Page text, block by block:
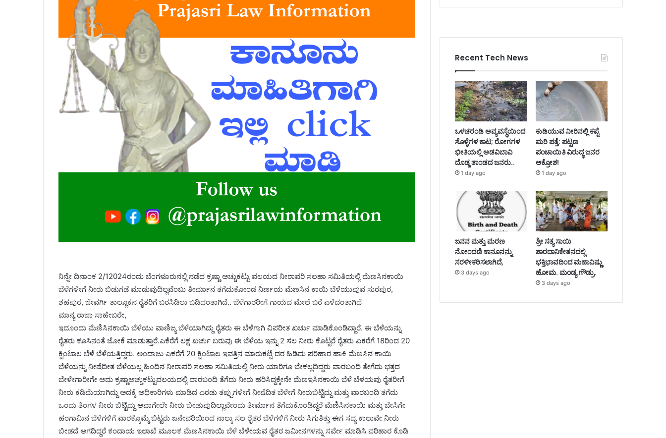
ನಿನ್ನೇ ದಿನಾಂಕ 2/12024ರಂದು ಬೆಂಗಳೂರುನಲ್ಲಿ ನಡೆದ ಕ್ರಷ್ಣಾ ಅಚ್ಚುಕಟ್ಟು ವಲಯದ ನೀರಾವರಿ ಸಲಹಾ ಸಮಿತಿಯಲ್ಲಿ ಮೆಣಸಿನಕಾಯಿ
ಬೆಳೆಗಳೀಗೆ ನೀರು ಬಿಡುಗಡೆ ಮಾಡುವುದಿಲ್ಲವೆಂಬು ತೀರ್ಮಾನ ತಗೆದುಕೋಂಡ ನಿರ್ಣಯ ಮೆಣಸಿನ ಕಾಯಿ ಬೆಳೆಯುವುವ ಸುರಪುರ,
ಶಹಪುರ, ಜೇವರ್ಗಿ ತಾಲ್ಲೂಕನ ರೈತರಿಗೆ ಬರಸಿಡಿಲು ಬಡಿದಂತಾಗಿದೆ.. ಬೆಳೆಗಾರರೀಗೆ ಗಾಯದ ಮೇಲೆ ಬರೆ ಎಳೆದಂತಾಗಿದೆ
ಮಾನ್ಯ ರಾಜಾ ಸಾಹೇಬರೇ,
ಇದೂಂದು ಮೆಣಿಸಿನಕಾಯಿ ಬೆಳೆಯು ವಾಣಿಜ್ಯ ಬೆಳೆಯಾಗಿದ್ದು ರೈತರು ಈ ಬೆಳೆಗಾಗಿ ವಿಪರೀತ ಖರ್ಚು ಮಾಡಿಕೊಂಡಿದ್ದಾರೆ. ಈ ಬೆಳೆಯನ್ನು
ರೈತರು ಕೂಸಿನಂತೆ ಜೋಕೆ ಮಾಡುತ್ತಾರೆ.ಎಕೆರೆಗೆ ಲಕ್ಷ ಖರ್ಚು ಬರುವು ಈ ಬೆಳೆಯ ಇನ್ನು 2 ಸಲ ನೀರು ಕೊಟ್ಟರೆ ರೈತರು ಏಕರೆಗೆ 18ರಿಂದ 20
ಕ್ಟಿಂಟಾಲ ಬೆಳೆ ಬೆಳೆಯತ್ತಿದ್ದರು. ಅಂದಾಜು ಎಕರೆಗೆ 20 ಕ್ಟಿಂಟಾಲ ಇವತ್ತಿನ ಮಾರುಕಟ್ಟೆ ದರ ಹಿಡಿದು ಪರಿಹಾರ ಹಾಕಿ ಮೆಣಸಿನ ಕಾಯಿ
ಬೆಳೆಯನ್ನು ನೀಷೆದೀತ ಬೆಳೆಯಲ್ಲ ಹಿಂದಿನ ನೀರಾವರಿ ಸಲಹಾ ಸಮಿತಿಯಲ್ಲಿ ನೀರು ಯಾರಿಗೂ ಬೇಕಲ್ಲದಿದ್ದರು ವಾರಬಂದಿ ತೇಗೆದು ಭತ್ತದ
ಬೇಳೇಗಾರೀಗೇ ಅದು ಕ್ರಷ್ಣಾಅಚ್ಚುಕಟ್ಟುವಲಯದಲ್ಲಿ ವಾರಬಂದಿ ತೆಗೆದು ನೀರು ಹರಿಸಿದ್ದಕ್ಕೇನೇ ಮೆಣಇಸಿನಕಾಯಿ ಬೆಳೆ ಬೆಳಯವು ರೈತರೀಗೆ
ನೀರು ಕಡಿಮೆಯಾಗಿದ್ದು ಅದಕ್ಕೆ ಅಧಿಕಾರಿಗಳು ಮಾಡಿದ ಎರಡು ತಪ್ಪುಗಳೀಗೆ ನೀಷೆದಿತ ಬೆಳೇಗೆ ನೀರುಬಿಟ್ಟಿದ್ದು ಮತ್ತು ವಾರಬಂದಿ ತಗೆದು
ಒಂದು ತಿಂಗಳ ನೀರು ಬಿಟ್ಟಿದ್ದು ಆವಾಗೇಲೇ ನೀರು ಬೀಡುವುದಿಲ್ಲಾವೇಂದು ತೀರ್ಮಾನ ತೆಗೆದುಕೊಂಡಿದ್ದರೆ ಮೆಣಿಸಿನಕಾಯಿ ಮತ್ತು ಬೇಸಿಗೇ
ಹಂಗಾಮಿನ ಬೆಳೆಗಳಿಗೆ ವಾರಕ್ಕೊಮ್ಮೆ ಬಿಟ್ಟರು ಜನೇವರಿಯಿಂದ ನಾಲ್ಕು ಸಲ ರೈತರ ಬೆಳೆಗಳಿಗೆ ನೀರು ಸಿಗುತಿತ್ತು ಈಗ ಸದ್ಯ ಕಾಲುವೇ ನೀರು
ಬೀಡದೆ ಆಗದಿದ್ದರೆ ಕಂದಾಯ ಇಲಾಖೆ ಮೂಲಕ ಮೆಣಸಿನಕಾಯಿ ಬೆಳೆ ಬೆಳೇಯವ ರೈತರ ಜಮೀನಗಳನ್ನು ಸರ್ವೇ ಮಾಡಿಸಿ ಪರಿಹಾರ ಕೊಡಿ
Recent Tech News
ಒಳಚರಂಡಿ ಅವ್ಯವಸ್ಥೆಯಿಂದ
ಸೊಳ್ಳೆಗಳ ಕಾಟ; ರೋಗಗಳ
ಭೀತಿಯಲ್ಲಿ ಅಡವಿಬಾವಿ
ದೊಡ್ಡ ತಾಂಡದ ಜನರು..
1 day ago
ಕುಡಿಯುವ ನೀರಿನಲ್ಲಿ ಕಪ್ಪೆ
ಮರಿ ಪತ್ತೆ: ಪಟ್ಟಣ
ಪಂಚಾಯಿತಿ ವಿರುದ್ಧ ಜನರ
ಆಕ್ರೋಶ!
1 day ago
ಜನನ ಮತ್ತು ಮರಣ
ನೋಂದಣಿ ಕಾನೂನನ್ನು
ಸರಳೀಕರಿಸಲಾಗಿದೆ,
3 days ago
ಶ್ರೀ ಸತ್ಯ ಸಾಯಿ
ಶಾರದಾನಿಕೇತನದಲ್ಲಿ
ಭಕ್ತಿಭಾವದಿಂದ ಮಹಾವಿಷ್ಣು
ಹೋಮ. ಮಂಡ್ಯ ಗೌಡ್ರು.
3 days ago